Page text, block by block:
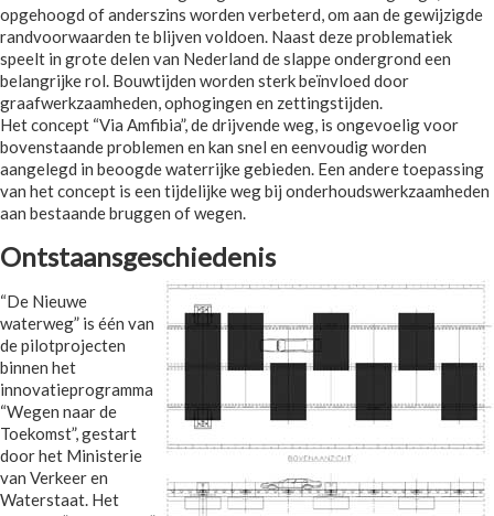
opgehoogd of anderszins worden verbeterd, om aan de gewijzigde
randvoorwaarden te blijven voldoen. Naast deze problematiek
speelt in grote delen van Nederland de slappe ondergrond een
belangrijke rol. Bouwtijden worden sterk beïnvloed door
graafwerkzaamheden, ophogingen en zettingstijden.
Het concept “Via Amfibia”, de drijvende weg, is ongevoelig voor
bovenstaande problemen en kan snel en eenvoudig worden
aangelegd in beoogde waterrijke gebieden. Een andere toepassing
van het concept is een tijdelijke weg bij onderhoudswerkzaamheden
aan bestaande bruggen of wegen.
Ontstaansgeschiedenis
“De Nieuwe
waterweg” is één van
de pilotprojecten
binnen het
innovatieprogramma
“Wegen naar de
Toekomst”, gestart
door het Ministerie
van Verkeer en
Waterstaat. Het